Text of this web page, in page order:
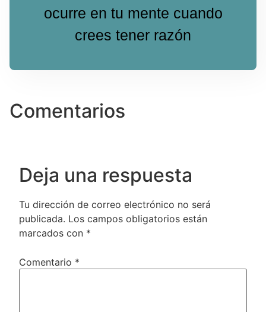
ocurre en tu mente cuando
crees tener razón
Comentarios
Deja una respuesta
Tu dirección de correo electrónico no será
publicada. Los campos obligatorios están
marcados con *
Comentario *